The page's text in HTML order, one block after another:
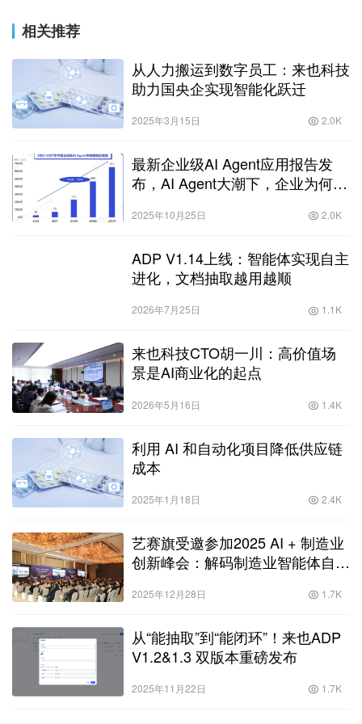
相关推荐
从人力搬运到数字员工：来也科技
助力国央企实现智能化跃迁
2025年3月15日 2.0K
最新企业级AI Agent应用报告发
布，AI Agent大潮下，企业为何陷
2025年10月25日 2.0K
ADP V1.14上线：智能体实现自主
进化，文档抽取越用越顺
2026年7月25日 1.1K
来也科技CTO胡一川：高价值场
景是AI商业化的起点
2026年5月16日 1.4K
利用 AI 和自动化项目降低供应链
成本
2025年1月18日 2.4K
艺赛旗受邀参加2025 AI + 制造业
创新峰会：解码制造业智能体自动
2025年12月28日 1.7K
从“能抽取”到“能闭环”！来也ADP
V1.2&1.3 双版本重磅发布
2025年11月22日 1.7K